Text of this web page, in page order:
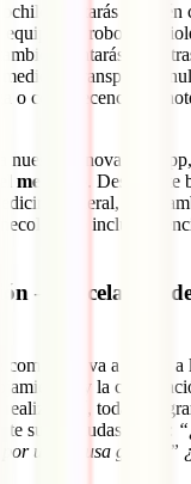
estarás también
equipaje o robo con
contarás con
de transporte,
o convalecencia en
nuestra innovadora
mercado
. Desde él te
general, pero
o incluso
– cancelación
como este va a ligado a
y la
realizar ahí, toda una
te surjan dudas como:
una causa grave?”